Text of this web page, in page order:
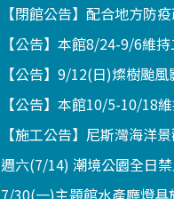
【閉館公告】配合地方防
【公告】本館8/24-9/6維
【公告】9/12(日)燦樹颱
【公告】本館10/5-10/18
【施工公告】尼斯灣海洋
週六(7/14) 潮境公園全日
7/30(一)主題館水產廳燈